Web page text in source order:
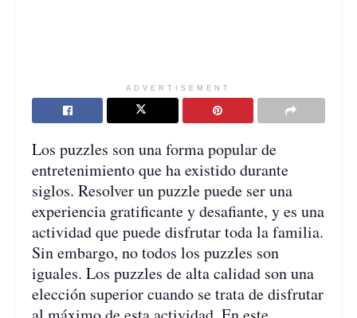
ADVERTISEMENT
Los puzzles son una forma popular de
entretenimiento que ha existido durante
siglos. Resolver un puzzle puede ser una
experiencia gratificante y desafiante, y es una
actividad que puede disfrutar toda la familia.
Sin embargo, no todos los puzzles son
iguales. Los puzzles de alta calidad son una
elección superior cuando se trata de disfrutar